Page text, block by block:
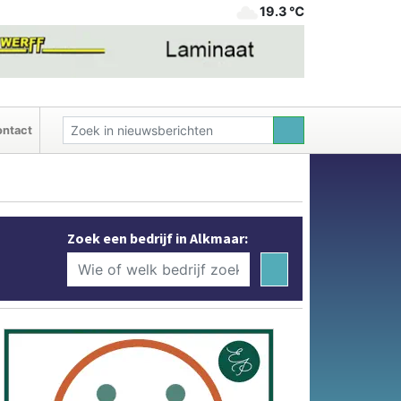
19.3 ℃
Zoek een bedrijf in Alkmaar: